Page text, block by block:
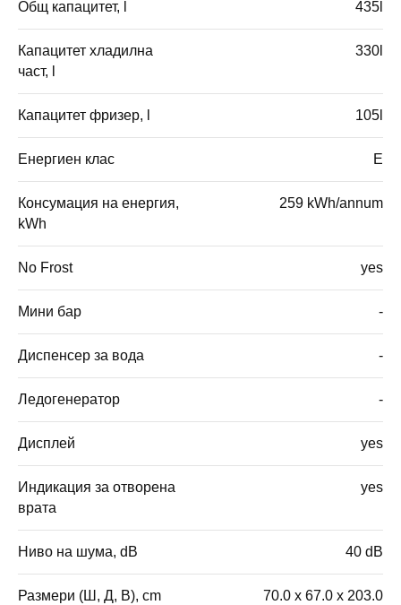
Общ капацитет, l 435l
Капацитет хладилна
част, l
330l
Капацитет фризер, l 105l
Енергиен клас E
Консумация на енергия,
kWh
259 kWh/annum
No Frost yes
Мини бар -
Диспенсер за вода -
Ледогенератор -
Дисплей yes
Индикация за отворена
врата
yes
Ниво на шума, dB 40 dB
Размери (Ш, Д, В), cm 70.0 x 67.0 x 203.0